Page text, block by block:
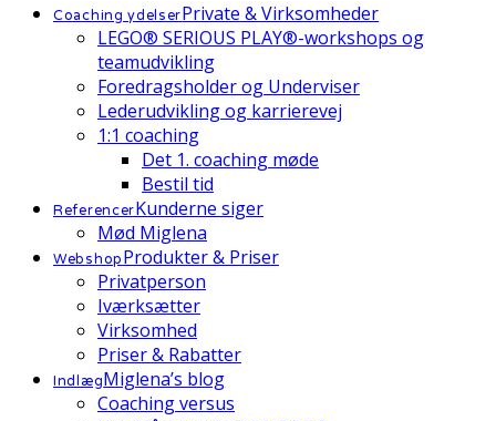
Coaching ydelserPrivate & Virksomheder
LEGO® SERIOUS PLAY®-workshops og
teamudvikling
Foredragsholder og Underviser
Lederudvikling og karrierevej
1:1 coaching
Det 1. coaching møde
Bestil tid
ReferencerKunderne siger
Mød Miglena
Webshop Produkter & Priser
Privatperson
Iværksætter
Virksomhed
Priser & Rabatter
IndlægMiglena’s blog
Coaching versus